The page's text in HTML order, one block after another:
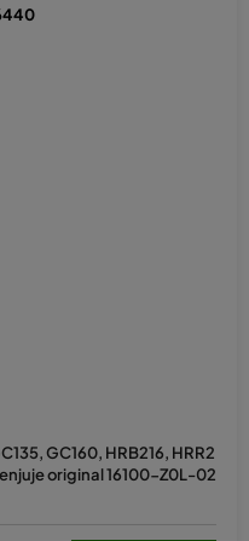
GC160, HRB216, HRR2
original 16100-Z0L-02